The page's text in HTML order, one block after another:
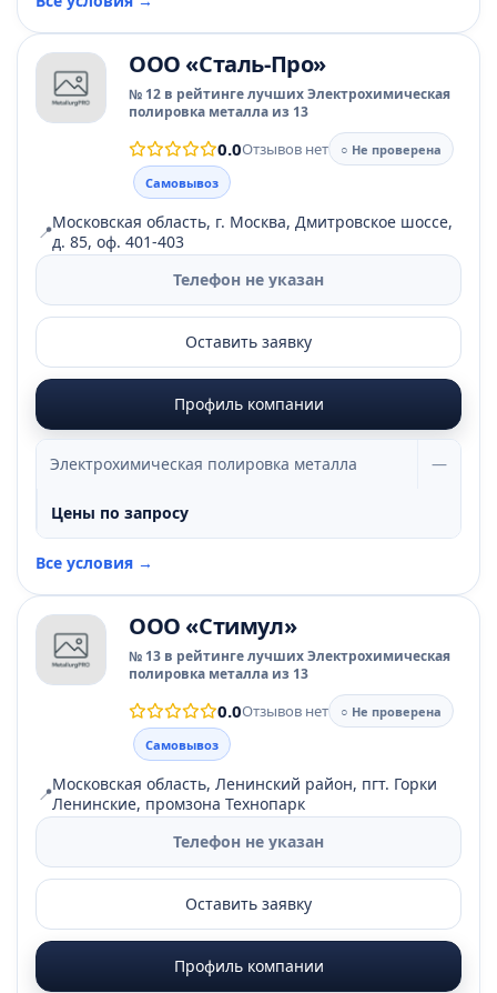
ООО «Сталь-Про»
№ 12 в рейтинге лучших Электрохимическая
полировка металла из 13
0.0Отзывов нет
○ Не проверена
Самовывоз
📍Московская область, г. Москва, Дмитровское шоссе,
д. 85, оф. 401-403
Телефон не указан
Оставить заявку
Профиль компании
Электрохимическая полировка металла —
Цены по запросу
Все условия →
ООО «Стимул»
№ 13 в рейтинге лучших Электрохимическая
полировка металла из 13
0.0Отзывов нет
○ Не проверена
Самовывоз
📍Московская область, Ленинский район, пгт. Горки
Ленинские, промзона Технопарк
Телефон не указан
Оставить заявку
Профиль компании